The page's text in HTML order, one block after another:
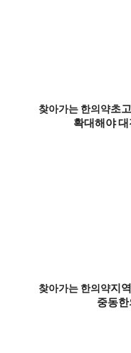
찾아가는 한의약초
확대해야
찾아가는 한의약지
중동